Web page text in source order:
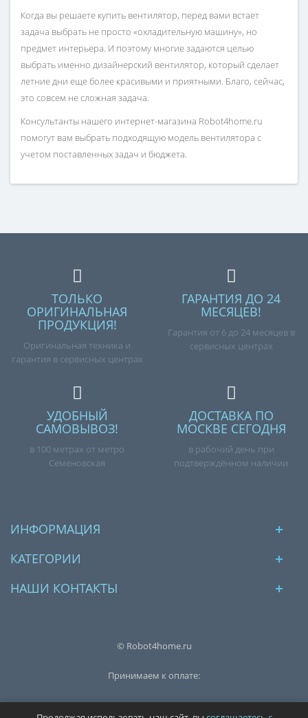
Когда вы решаете купить вентилятор, перед вами встает
задача выбрать не просто «охладительную машину», но
предмет интерьера. И поэтому многие задаются целью
выбрать именно дизайнерский вентилятор, который сделает
летние дни еще более красивыми и приятными. Благо, сейчас,
это совсем не сложная задача.
Консультанты нашего интернет-магазина Robot4home.ru
помогут вам выбрать подходящую модель вентилятора с
учетом поставленных задач и бюджета.
ТОЛЬКО
ОРИГИНАЛЬНАЯ
ПРОДУКЦИЯ!
Оригинальная техника и
гарантия в сервисных центрах
ГАРАНТИЯ ДО 24
МЕСЯЦЕВ!
Гарантия от 6 до 24 месяцев в
сервисных центрах
УДОБНЫЙ
САМОВЫВОЗ!
в 100 метрах от метро
Семеновская
ДОСТАВКА ПО
МОСКВЕ СЕГОДНЯ
в рабочий день при
подтверждённом наличии
ИНФОРМАЦИЯ
КАТЕГОРИИ
НАШИ КОНТАКТЫ
© Robot4home.ru
Принимаем к оплате: